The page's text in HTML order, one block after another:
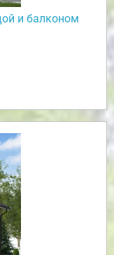
и балконом